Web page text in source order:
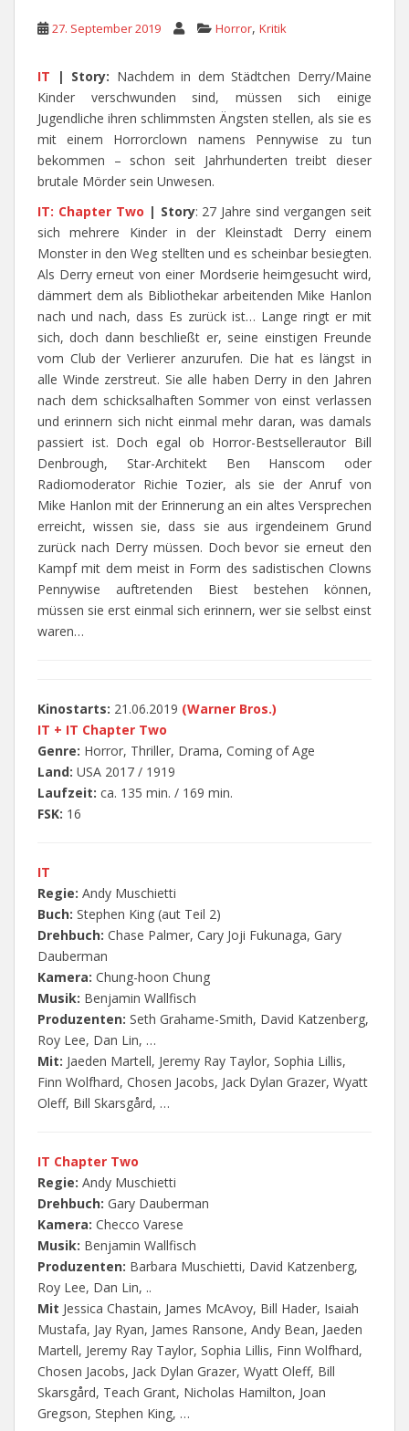
27. September 2019 Horror, Kritik
IT | Story: Nachdem in dem Städtchen Derry/Maine
Kinder verschwunden sind, müssen sich einige
Jugendliche ihren schlimmsten Ängsten stellen, als sie es
mit einem Horrorclown namens Pennywise zu tun
bekommen – schon seit Jahrhunderten treibt dieser
brutale Mörder sein Unwesen.
IT: Chapter Two | Story: 27 Jahre sind vergangen seit
sich mehrere Kinder in der Kleinstadt Derry einem
Monster in den Weg stellten und es scheinbar besiegten.
Als Derry erneut von einer Mordserie heimgesucht wird,
dämmert dem als Bibliothekar arbeitenden Mike Hanlon
nach und nach, dass Es zurück ist… Lange ringt er mit
sich, doch dann beschließt er, seine einstigen Freunde
vom Club der Verlierer anzurufen. Die hat es längst in
alle Winde zerstreut. Sie alle haben Derry in den Jahren
nach dem schicksalhaften Sommer von einst verlassen
und erinnern sich nicht einmal mehr daran, was damals
passiert ist. Doch egal ob Horror-Bestsellerautor Bill
Denbrough, Star-Architekt Ben Hanscom oder
Radiomoderator Richie Tozier, als sie der Anruf von
Mike Hanlon mit der Erinnerung an ein altes Versprechen
erreicht, wissen sie, dass sie aus irgendeinem Grund
zurück nach Derry müssen. Doch bevor sie erneut den
Kampf mit dem meist in Form des sadistischen Clowns
Pennywise auftretenden Biest bestehen können,
müssen sie erst einmal sich erinnern, wer sie selbst einst
waren…
Kinostarts: 21.06.2019 (Warner Bros.)
IT + IT Chapter Two
Genre: Horror, Thriller, Drama, Coming of Age
Land: USA 2017 / 1919
Laufzeit: ca. 135 min. / 169 min.
FSK: 16
IT
Regie: Andy Muschietti
Buch: Stephen King (aut Teil 2)
Drehbuch: Chase Palmer, Cary Joji Fukunaga, Gary
Dauberman
Kamera: Chung-hoon Chung
Musik: Benjamin Wallfisch
Produzenten: Seth Grahame-Smith, David Katzenberg,
Roy Lee, Dan Lin, …
Mit: Jaeden Martell, Jeremy Ray Taylor, Sophia Lillis,
Finn Wolfhard, Chosen Jacobs, Jack Dylan Grazer, Wyatt
Oleff, Bill Skarsgård, …
IT Chapter Two
Regie: Andy Muschietti
Drehbuch: Gary Dauberman
Kamera: Checco Varese
Musik: Benjamin Wallfisch
Produzenten: Barbara Muschietti, David Katzenberg,
Roy Lee, Dan Lin, ..
Mit Jessica Chastain, James McAvoy, Bill Hader, Isaiah
Mustafa, Jay Ryan, James Ransone, Andy Bean, Jaeden
Martell, Jeremy Ray Taylor, Sophia Lillis, Finn Wolfhard,
Chosen Jacobs, Jack Dylan Grazer, Wyatt Oleff, Bill
Skarsgård, Teach Grant, Nicholas Hamilton, Joan
Gregson, Stephen King, …